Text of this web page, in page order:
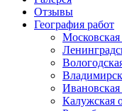
Отзывы
География работ
Московская
Ивановская
Калужская